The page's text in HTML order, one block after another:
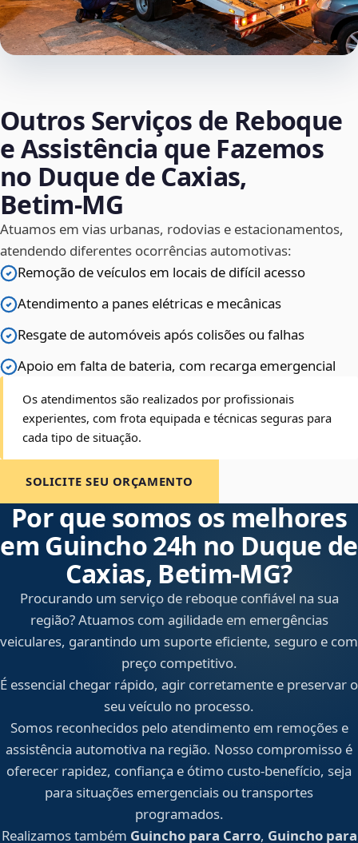
Outros Serviços de Reboque
e Assistência que Fazemos
no Duque de Caxias,
Betim‑MG
Atuamos em vias urbanas, rodovias e estacionamentos,
atendendo diferentes ocorrências automotivas:
Remoção de veículos em locais de difícil acesso
Atendimento a panes elétricas e mecânicas
Resgate de automóveis após colisões ou falhas
Apoio em falta de bateria, com recarga emergencial
Os atendimentos são realizados por profissionais
experientes, com frota equipada e técnicas seguras para
cada tipo de situação.
SOLICITE SEU ORÇAMENTO
Por que somos os melhores
em Guincho 24h no Duque de
Caxias, Betim‑MG?
Procurando um serviço de reboque confiável na sua
região? Atuamos com agilidade em emergências
veiculares, garantindo um suporte eficiente, seguro e com
preço competitivo.
É essencial chegar rápido, agir corretamente e preservar o
seu veículo no processo.
Somos reconhecidos pelo atendimento em remoções e
assistência automotiva na região. Nosso compromisso é
oferecer rapidez, confiança e ótimo custo-benefício, seja
para situações emergenciais ou transportes
programados.
Realizamos também Guincho para Carro, Guincho para